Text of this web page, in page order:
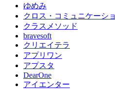
ゆめみ
クロス・コミュニケーシ
クラスメソッド
bravesoft
クリエイテラ
アプリワン
アプスタ
DearOne
アイエンター